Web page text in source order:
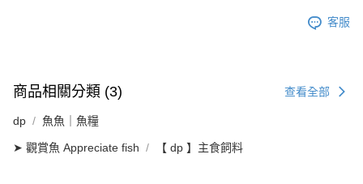
客服
商品相關分類 (3) 查看全部
dp 魚魚｜魚糧
➤ 觀賞魚 Appreciate fish 【 dp 】主食飼料